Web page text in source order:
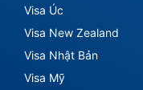
Visa Úc
Visa New Zealand
Visa Nhật Bản
Visa Mỹ